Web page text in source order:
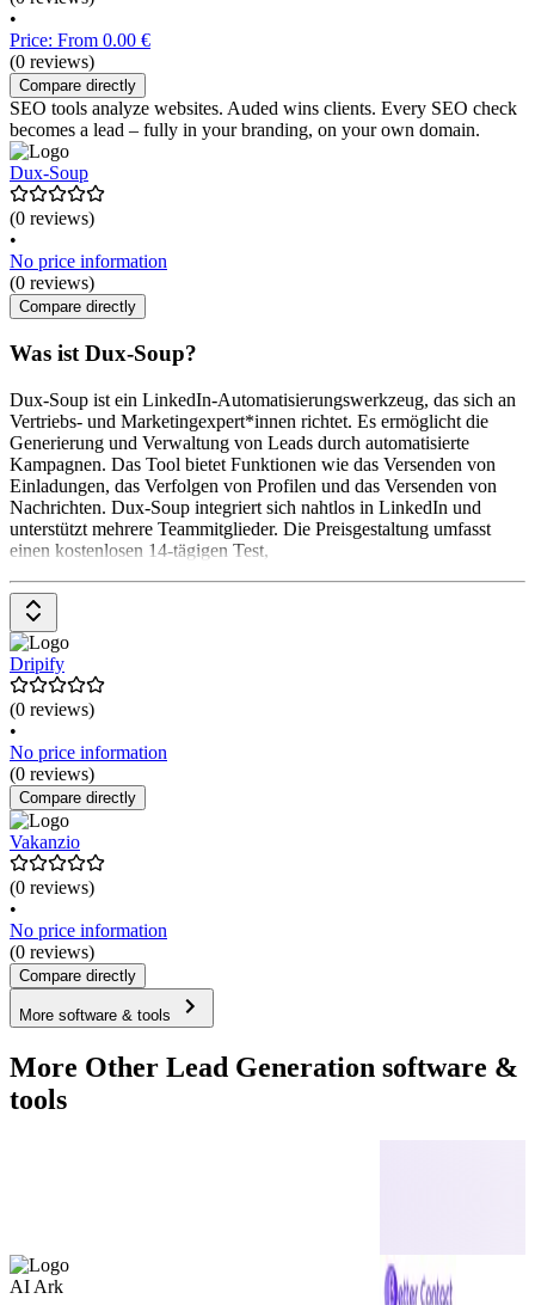
•
Price: From 0.00 €
(0 reviews)
Compare directly
SEO tools analyze websites. Auded wins clients. Every SEO check
becomes a lead – fully in your branding, on your own domain.
Dux-Soup
(0 reviews)
•
No price information
(0 reviews)
Compare directly
Was ist Dux-Soup?
Dux-Soup ist ein LinkedIn-Automatisierungswerkzeug, das sich an
Vertriebs- und Marketingexpert*innen richtet. Es ermöglicht die
Generierung und Verwaltung von Leads durch automatisierte
Kampagnen. Das Tool bietet Funktionen wie das Versenden von
Einladungen, das Verfolgen von Profilen und das Versenden von
Nachrichten. Dux-Soup integriert sich nahtlos in LinkedIn und
unterstützt mehrere Teammitglieder. Die Preisgestaltung umfasst
einen kostenlosen 14-tägigen Test,
Dripify
(0 reviews)
•
No price information
(0 reviews)
Compare directly
Vakanzio
(0 reviews)
•
No price information
(0 reviews)
Compare directly
More software & tools
More Other Lead Generation software &
tools
AI Ark